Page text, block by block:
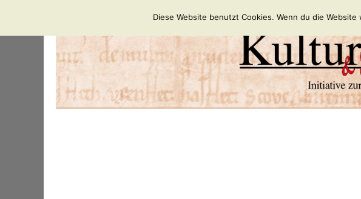
Diese Website benutzt Cookies. Wenn du die